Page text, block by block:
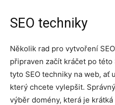
SEO techniky
Několik rad pro vytvoření
připraven začít kráčet po této
tyto SEO techniky na web, ať
který chcete vylepšit.
výběr domény, která je